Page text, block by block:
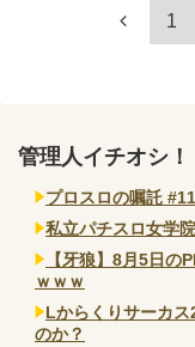
1
管理人イチオシ！
プロスロの嘱託
私立パチスロ女学
【牙狼】8月5日の
ｗｗｗ
Lからくりサーカ
のか？